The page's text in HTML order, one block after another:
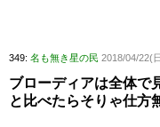
349: 名も無き星の民 2018/04/22(
ブローディアは全体で
と比べたらそりゃ仕方